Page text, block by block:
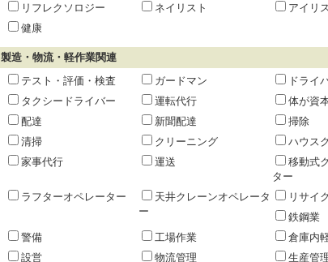
リフレクソロジー
ネイリスト
アイリ
健康
製造・物流・軽作業関連
テスト・評価・検査
ガードマン
ドライ
タクシードライバー
運転代行
体が資
配達
新聞配達
掃除
清掃
クリーニング
ハウス
家事代行
運送
移動式
ター
ラフターオペレーター
天井クレーンオペレータ
ー
リサイ
鉄鋼業
警備
工場作業
倉庫内
設営
物流管理 生産管